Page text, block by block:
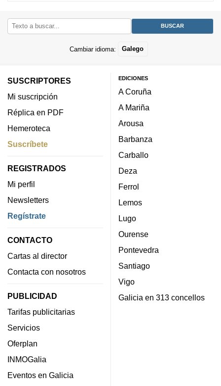
Cambiar idioma: Galego
SUSCRIPTORES
Mi suscripción
Réplica en PDF
Hemeroteca
Suscríbete
REGISTRADOS
Mi perfil
Newsletters
Regístrate
CONTACTO
Cartas al director
Contacta con nosotros
PUBLICIDAD
Tarifas publicitarias
Servicios
Oferplan
INMOGalia
Eventos en Galicia
EDICIONES
A Coruña
A Mariña
Arousa
Barbanza
Carballo
Deza
Ferrol
Lemos
Lugo
Ourense
Pontevedra
Santiago
Vigo
Galicia en 313 concellos